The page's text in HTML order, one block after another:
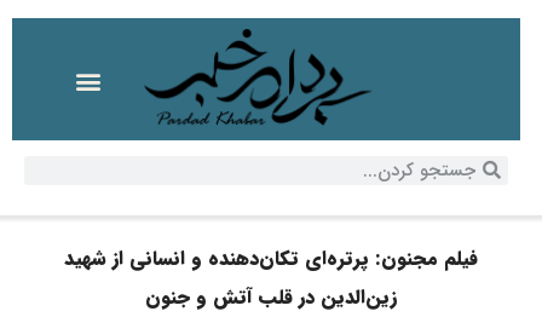
فیلم مجنون: پرتره‌ای تکان‌دهنده و انسانی از شهید
زین‌الدین در قلب آتش و جنون